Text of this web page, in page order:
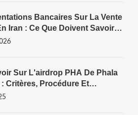
Bancaires Sur La Vente
Iran : Ce Que Doivent Savoir
Sur L'airdrop PHA De Phala
: Critères, Procédure Et